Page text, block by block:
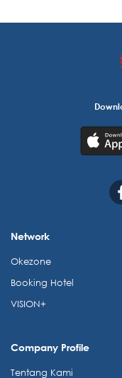
Network
Okezone
Booking Hotel
VISION+
Company Profile
Tentang Kami